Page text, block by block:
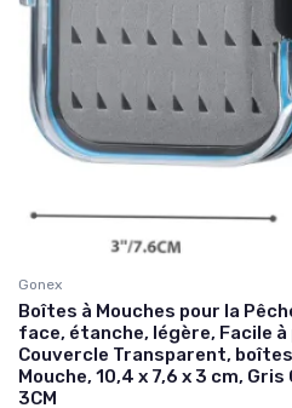
Gonex
Boîtes à Mouches pour la
face, étanche, légère, Facile à
Couvercle Transparent,
Mouche, 10,4 x 7,6 x 3 cm, Gris
3CM